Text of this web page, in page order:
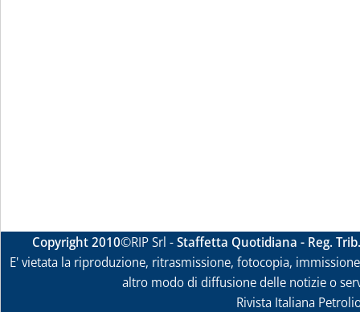
Copyright 2010©RIP Srl -Staffetta Quotidiana - Reg.
E' vietata la riproduzione, ritrasmissione, fotocopia,
altro modo di diffusione delle notizie o
Rivista Italiana